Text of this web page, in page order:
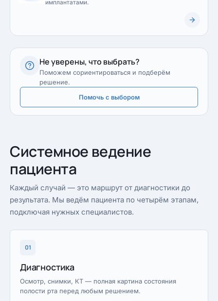
имплантатами.
Не уверены, что выбрать?
Поможем сориентироваться и подберём
решение.
Помочь с выбором
Системное ведение
пациента
Каждый случай — это маршрут от диагностики до
результата. Мы ведём пациента по четырём этапам,
подключая нужных специалистов.
01
Диагностика
Осмотр, снимки, КТ — полная картина состояния
полости рта перед любым решением.